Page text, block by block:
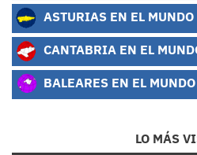
ASTURIAS EN EL MUNDO
CANTABRIA EN EL
BALEARES EN EL MUNDO
LO MÁS